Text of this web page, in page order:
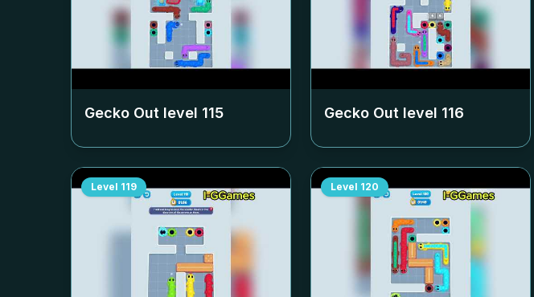
Gecko Out level 115 Gecko Out level 116
Level 119 Level 120